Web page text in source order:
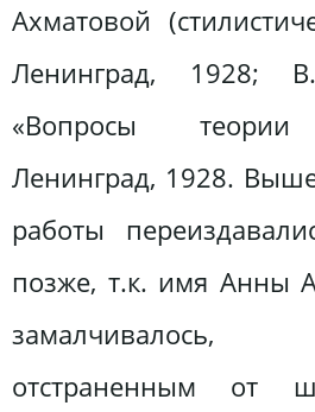
Ахматовой
Ленинград, 1928;
«Вопросы теории
Ленинград, 1928.
работы
позже, т.к. имя Анны
замалчивалось,
отстраненным от